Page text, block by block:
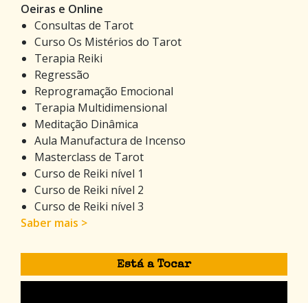
Oeiras e Online
Consultas de Tarot
Curso Os Mistérios do Tarot
Terapia Reiki
Regressão
Reprogramação Emocional
Terapia Multidimensional
Meditação Dinâmica
Aula Manufactura de Incenso
Masterclass de Tarot
Curso de Reiki nível 1
Curso de Reiki nível 2
Curso de Reiki nível 3
Saber mais >
Está a Tocar